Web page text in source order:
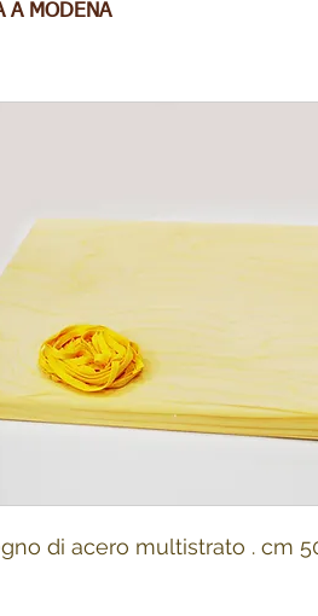
A MODENA
di acero multistrato . cm